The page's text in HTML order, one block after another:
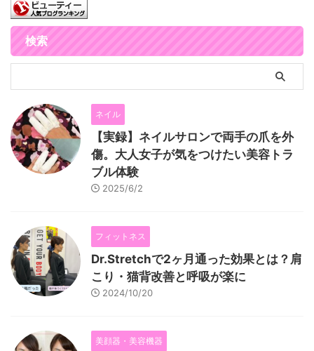
検索
ネイル
【実録】ネイルサロンで両手の爪を外
傷。大人女子が気をつけたい美容トラ
ブル体験
2025/6/2
フィットネス
Dr.Stretchで2ヶ月通った効果とは？肩
こり・猫背改善と呼吸が楽に
2024/10/20
美顔器・美容機器